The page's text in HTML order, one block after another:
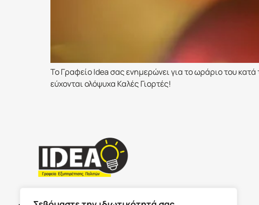
To Γραφείο Idea σας ενημερώνει για το ωράριο του
εύχονται ολόψυχα Καλές Γιορτές!